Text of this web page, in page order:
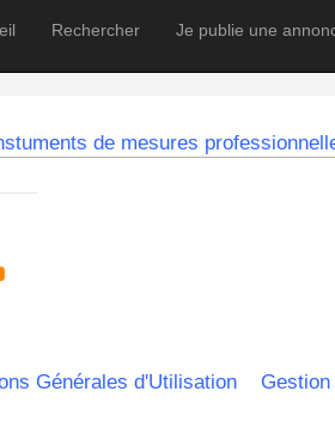
Rechercher Je publie une
de mesures
Générales d'Utilisation